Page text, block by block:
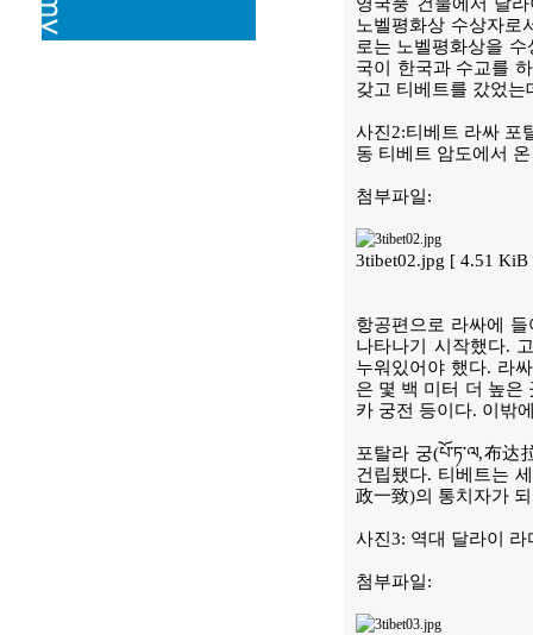
노벨평화상 수상자로
로는 노벨평화상을
국이 한국과 수교를
갖고 티베트를 갔었는
사진2:티베트 라싸 포
동 티베트 암도에서
첨부파일:
3tibet02.jpg [ 4.51
항공편으로 라싸에
나타나기 시작했다.
누워있어야 했다. 라
은 몇 백 미터 더 높은
카 궁전 등이다. 이밖
포탈라 궁(པོ་ཏ་ལ,布
건립됐다. 티베트는
政一致)의 통치자가
사진3: 역대 달라이
첨부파일: